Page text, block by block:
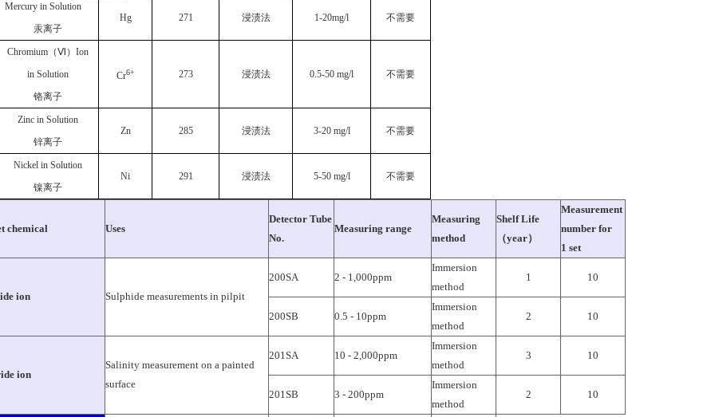
Mercury in Solution
汞离子
Hg 271 浸渍法 1-20mg/l 不需要
Chromium（Ⅵ）Ion
in Solution
铬离子
Cr6+ 273 浸渍法 0.5-50 mg/l 不需要
Zinc in Solution
锌离子
Zn 285 浸渍法 3-20 mg/l 不需要
Nickel in Solution
镍离子
Ni 291 浸渍法 5-50 mg/l 不需要
chemical Uses
Detector Tube
No.
Measuring range
Measuring
method
Shelf Life
（year）
Measurement
number for
1 set
ion Sulphide measurements in pilpit
200SA 2 - 1,000ppm
Immersion
method
1 10
200SB 0.5 - 10ppm
Immersion
method
2 10
ion
Salinity measurement on a painted
surface
201SA 10 - 2,000ppm
Immersion
method
3 10
201SB 3 - 200ppm
Immersion
method
2 10